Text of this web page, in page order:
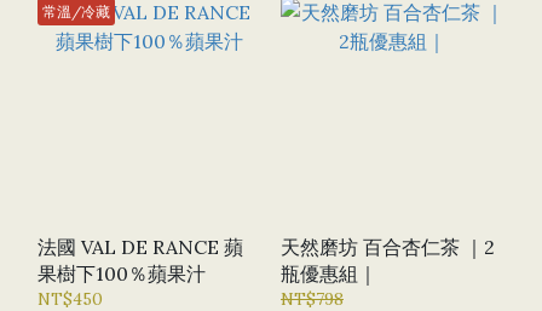
常溫/冷藏
法國 VAL DE RANCE 蘋
果樹下100％蘋果汁
NT$450
天然磨坊 百合杏仁茶 ｜2
瓶優惠組｜
NT$798